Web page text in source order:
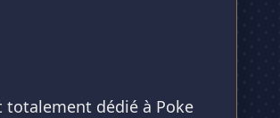
totalement dédié à Poke